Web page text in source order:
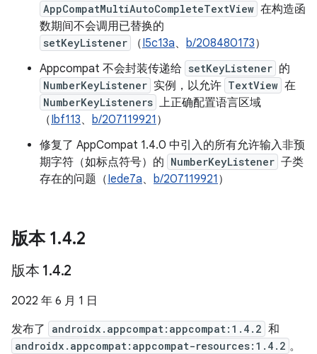
AppCompatMultiAutoCompleteTextView 在构造函
数期间不会调用已替换的
setKeyListener （I5c13a、 b/208480173）
Appcompat 不会封装传递给 setKeyListener 的
NumberKeyListener 实例，以允许 TextView 在
NumberKeyListeners 上正确配置语言区域
（Ibf113、 b/207119921 ）
修复了 AppCompat 1.4.0 中引入的所有允许输入非预
期字符（如标点符号）的 NumberKeyListener 子类
存在的问题（Iede7a、 b/207119921 ）
版本 1.4.2
版本 1.4.2
2022 年 6 月 1 日
发布了
androidx.appcompat:appcompat:1.4.2 和
androidx.appcompat:appcompat-resources:1.4.2 。